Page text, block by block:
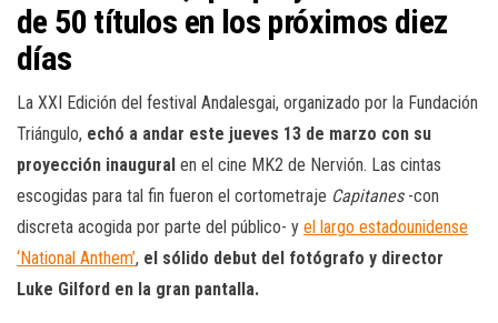
de 50 títulos en los próximos diez
días
La XXI Edición del festival Andalesgai, organizado por la Fundación
Triángulo, echó a andar este jueves 13 de marzo con su
proyección inaugural en el cine MK2 de Nervión. Las cintas
escogidas para tal fin fueron el cortometraje Capitanes-con
discreta acogida por parte del público- y el largo estadounidense
‘National Anthem’, el sólido debut del fotógrafo y director
Luke Gilford en la gran pantalla.